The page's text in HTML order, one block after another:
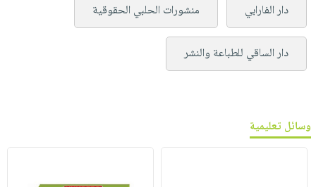
دار الفارابي منشورات الحلبي الحقوقية
دار الساقي للطباعة والنشر
وسائل تعليمية